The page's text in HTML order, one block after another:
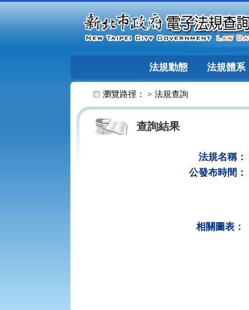
法規動態 法規體系
瀏覽路徑： > 法規查詢
查詢結果
法規名稱：
公發布時間：
相關圖表：